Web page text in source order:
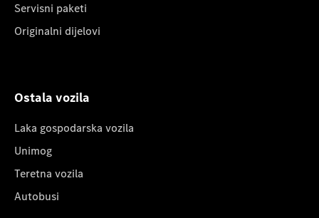
Servisni paketi
Originalni dijelovi
Ostala vozila
Laka gospodarska vozila
Unimog
Teretna vozila
Autobusi